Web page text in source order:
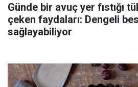
Günde bir avuç yer fıstığı
çeken faydaları: Dengeli
sağlayabiliyor